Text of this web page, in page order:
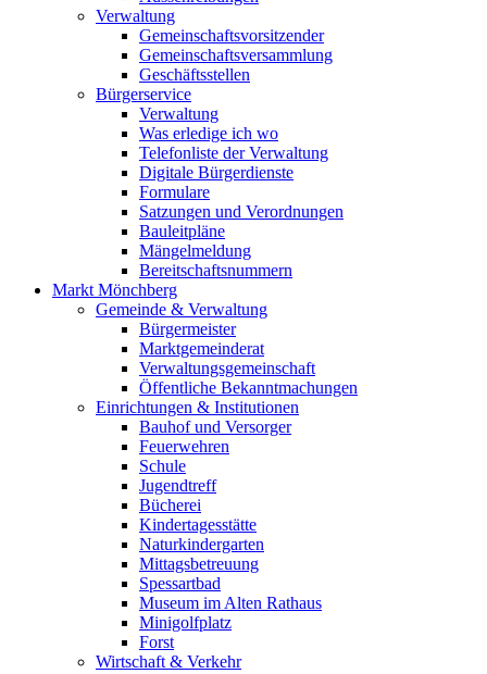
Verwaltung
Gemeinschaftsvorsitzender
Gemeinschaftsversammlung
Geschäftsstellen
Bürgerservice
Verwaltung
Was erledige ich wo
Telefonliste der Verwaltung
Digitale Bürgerdienste
Formulare
Satzungen und Verordnungen
Bauleitpläne
Mängelmeldung
Bereitschaftsnummern
Markt Mönchberg
Gemeinde & Verwaltung
Bürgermeister
Marktgemeinderat
Verwaltungsgemeinschaft
Öffentliche Bekanntmachungen
Einrichtungen & Institutionen
Bauhof und Versorger
Feuerwehren
Schule
Jugendtreff
Bücherei
Kindertagesstätte
Naturkindergarten
Mittagsbetreuung
Spessartbad
Museum im Alten Rathaus
Minigolfplatz
Forst
Wirtschaft & Verkehr